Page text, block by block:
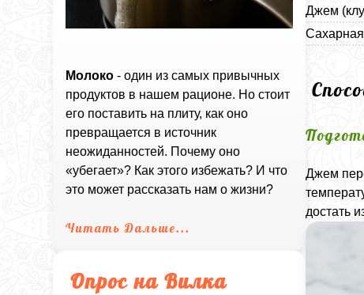
Молоко - один из самых привычных
продуктов в нашем рационе. Но стоит
его поставить на плиту, как оно
превращается в источник
неожиданностей. Почему оно
«убегает»? Как этого избежать? И что
это может рассказать нам о жизни?
Читать Дальше...
Опрос на Вилка
Джем
Сахарная
Джем
достать